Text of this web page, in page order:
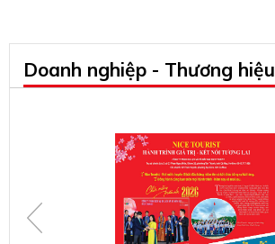
Doanh nghiệp - Thương hiệu